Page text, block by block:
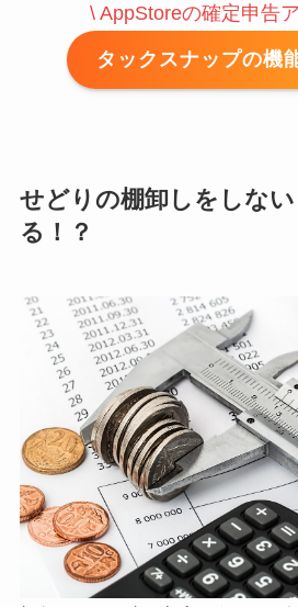
\ AppStoreの確定申告
タックスナップの機
せどりの棚卸しをしな
る！？